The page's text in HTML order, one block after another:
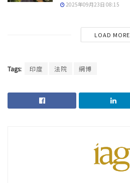
2025年09月23日 08:15
LOAD MORE
Tags: 印度 法院 網博